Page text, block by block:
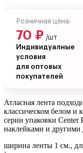
Розничная цена:
70 ₽ /шт
Индивидуалные
условия
для оптовых
покупателей
Атласная лента
классическом белом и
серии упаковки Center
наклейками и другими
ширина ленты 1 см.,